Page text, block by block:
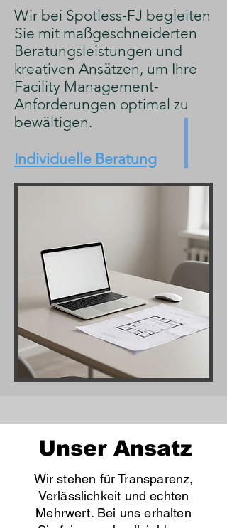
​Wir bei Spotless-FJ begleiten
Sie mit maßgeschneiderten
Beratungsleistungen und
kreativen Ansätzen, um Ihre
Facility Management-
Anforderungen optimal zu
bewältigen.
Individuelle Beratung
Unser Ansatz
Wir stehen für Transparenz,
Verlässlichkeit und echten
Mehrwert. Bei uns erhalten